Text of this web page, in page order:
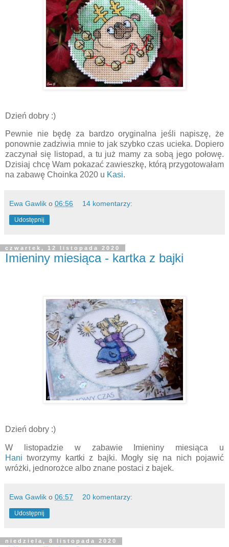
Dzień dobry :)
Pewnie nie będę za bardzo oryginalna jeśli napiszę, że
ponownie zadziwia mnie to jak szybko czas ucieka. Dopiero
zaczynał się listopad, a tu już mamy za sobą jego połowę.
Dzisiaj chcę Wam pokazać zawieszkę, którą przygotowałam
na zabawę Choinka 2020 u Kasi.
Ewa Gawlik o 06:56 14 komentarzy:
Udostępnij
czwartek, 12 listopada 2020
Imieniny miesiąca - kartka z bajki
Dzień dobry :)
W listopadzie w zabawie Imieniny miesiąca u
Hani tworzymy kartki z bajki. Mogły się na nich pojawić
wróżki, jednorożce albo znane postaci z bajek.
Ewa Gawlik o 06:57 20 komentarzy:
Udostępnij
niedziela, 8 listopada 2020